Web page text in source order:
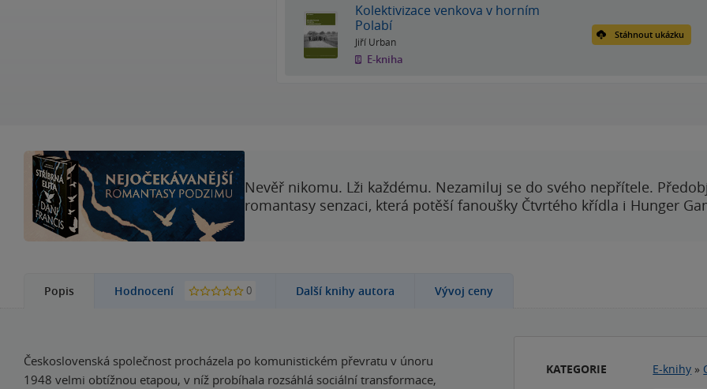
Kolektivizace venkova v horním
Polabí
Jiří Urban
E-kniha
Stáhnout ukázku
Nevěř nikomu. Lži každému. Nezamiluj se do svého nepřítele.
romantasy senzaci, která potěší fanoušky Čtvrtého křídla i Hunger
Popis Hodnocení 0 Další knihy autora Vývoj ceny
Československá společnost procházela po komunistickém převratu v únoru
1948 velmi obtížnou etapou, v níž probíhala rozsáhlá sociální transformace,
KATEGORIE E-knihy »